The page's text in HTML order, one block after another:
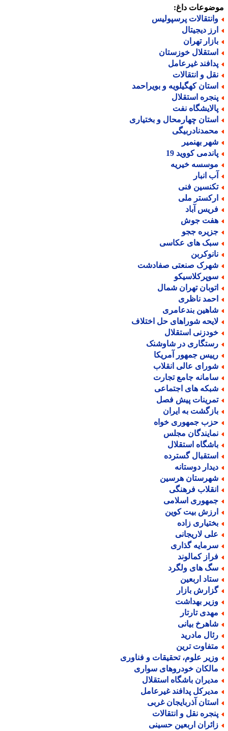
داغ:
پرسپولیس
دیجیتال
تهران
خوزستان
غیرعامل
و انتقالات
کهگیلویه و بویراحمد
استقلال
نفت
چهارمحال و بختیاری
بهنمیر
کووید 19
خیریه
انبار
فنی
ملی
آباد
جوش
ججو
های عکاسی
صنعتی صفادشت
تهران شمال
ناظری
بندعامری
شوراهای حل اختلاف
استقلال
در شاوشنک
جمهور آمریکا
عالی انقلاب
جامع تجارت
های اجتماعی
پیش فصل
به ایران
جمهوری خواه
مجلس
استقلال
گسترده
دوستانه
هرسین
فرهنگی
اسلامی
بیت کوین
زاده
لاریجانی
گذاری
کمالوند
های ولگرد
اربعین
بازار
بهداشت
تارتار
بیانی
مادرید
ترین
علوم، تحقیقات و فناوری
خودروهای سواری
باشگاه استقلال
پدافند غیرعامل
آذربایجان غربی
نقل و انتقالات
اربعین حسینی